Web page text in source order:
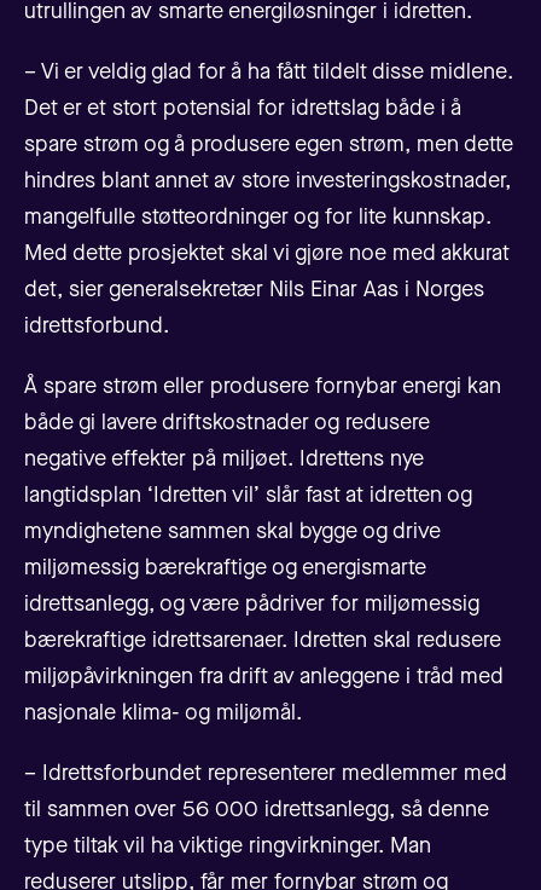
utrullingen av smarte energiløsninger i idretten.
– Vi er veldig glad for å ha fått tildelt disse midlene.
Det er et stort potensial for idrettslag både i å
spare strøm og å produsere egen strøm, men dette
hindres blant annet av store investeringskostnader,
mangelfulle støtteordninger og for lite kunnskap.
Med dette prosjektet skal vi gjøre noe med akkurat
det, sier generalsekretær Nils Einar Aas i Norges
idrettsforbund.
Å spare strøm eller produsere fornybar energi kan
både gi lavere driftskostnader og redusere
negative effekter på miljøet. Idrettens nye
langtidsplan ‘Idretten vil’ slår fast at idretten og
myndighetene sammen skal bygge og drive
miljømessig bærekraftige og energismarte
idrettsanlegg, og være pådriver for miljømessig
bærekraftige idrettsarenaer. Idretten skal redusere
miljøpåvirkningen fra drift av anleggene i tråd med
nasjonale klima- og miljømål.
– Idrettsforbundet representerer medlemmer med
til sammen over 56 000 idrettsanlegg, så denne
type tiltak vil ha viktige ringvirkninger. Man
reduserer utslipp, får mer fornybar strøm og